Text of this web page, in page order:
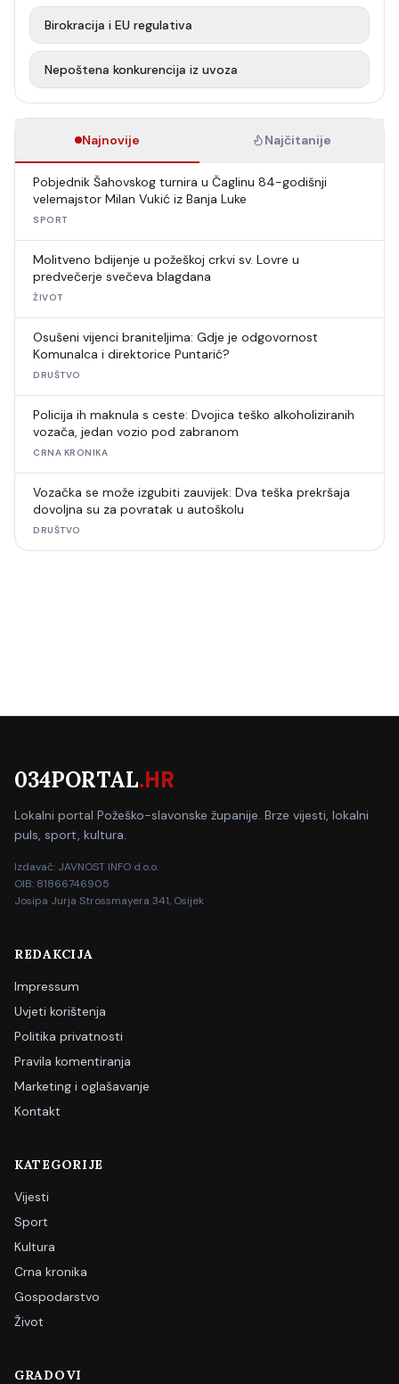
Birokracija i EU regulativa
Nepoštena konkurencija iz uvoza
Najnovije Najčitanije
Pobjednik Šahovskog turnira u Čaglinu 84-godišnji
velemajstor Milan Vukić iz Banja Luke
SPORT
Molitveno bdijenje u požeškoj crkvi sv. Lovre u
predvečerje svečeva blagdana
ŽIVOT
Osušeni vijenci braniteljima: Gdje je odgovornost
Komunalca i direktorice Puntarić?
DRUŠTVO
Policija ih maknula s ceste: Dvojica teško alkoholiziranih
vozača, jedan vozio pod zabranom
CRNA KRONIKA
Vozačka se može izgubiti zauvijek: Dva teška prekršaja
dovoljna su za povratak u autoškolu
DRUŠTVO
034PORTAL.HR
Lokalni portal Požeško-slavonske županije. Brze vijesti, lokalni
puls, sport, kultura.
Izdavač: JAVNOST INFO d.o.o.
OIB: 81866746905
Josipa Jurja Strossmayera 341, Osijek
REDAKCIJA
Impressum
Uvjeti korištenja
Politika privatnosti
Pravila komentiranja
Marketing i oglašavanje
Kontakt
KATEGORIJE
Vijesti
Sport
Kultura
Crna kronika
Gospodarstvo
Život
GRADOVI